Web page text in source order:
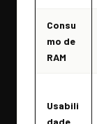
Consu
mo de
RAM
Usabili